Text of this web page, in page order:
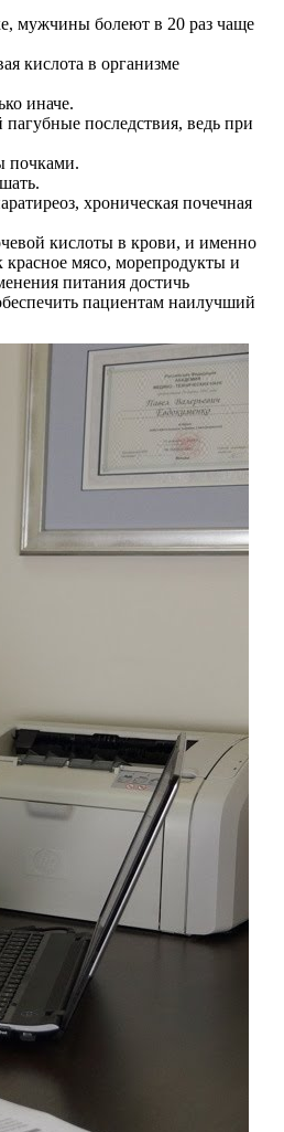
мужчины болеют в 20 раз чаще
кислота в организме
иначе.
последствия, ведь при
почками.
хроническая почечная
кислоты в крови, и именно
красное мясо, морепродукты и
питания достичь
пациентам наилучший